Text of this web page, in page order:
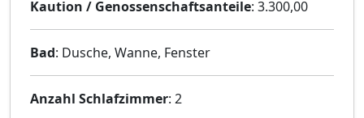
Kaution / Genossenschaftsanteile: 3.300,00
Bad: Dusche, Wanne, Fenster
Anzahl Schlafzimmer: 2